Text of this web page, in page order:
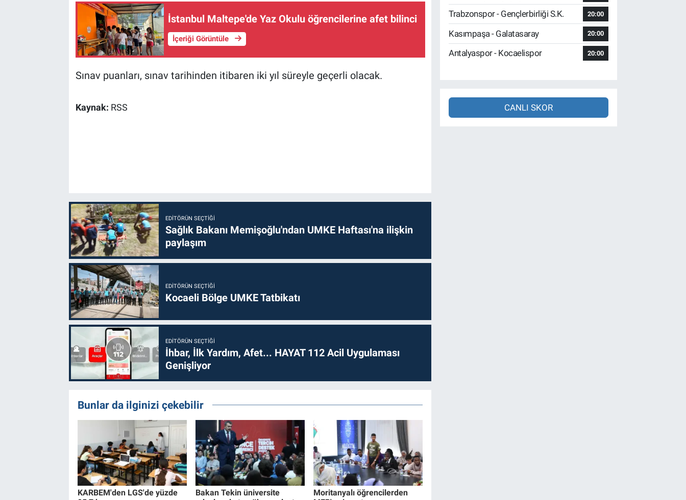
İstanbul Maltepe'de Yaz Okulu öğrencilerine afet bilinci
İçeriği Görüntüle
Sınav puanları, sınav tarihinden itibaren iki yıl süreyle geçerli olacak.
Kaynak: RSS
EDITÖRÜN SEÇTIĞI
Sağlık Bakanı Memişoğlu'ndan UMKE Haftası'na ilişkin
paylaşım
EDITÖRÜN SEÇTIĞI
Kocaeli Bölge UMKE Tatbikatı
EDITÖRÜN SEÇTIĞI
İhbar, İlk Yardım, Afet... HAYAT 112 Acil Uygulaması
Genişliyor
Bunlar da ilginizi çekebilir
KARBEM'den LGS'de yüzde
Bakan Tekin üniversite
Moritanyalı öğrencilerden
Trabzonspor - Gençlerbirliği S.K. 20:00
Kasımpaşa - Galatasaray 20:00
Antalyaspor - Kocaelispor 20:00
CANLI SKOR